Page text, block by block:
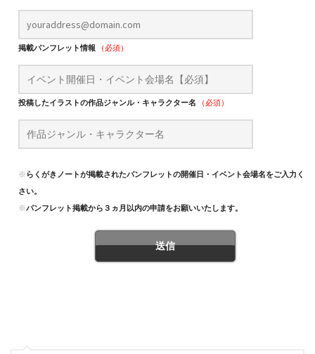
掲載パンフレット情報 （必須）
投稿したイラストの作品ジャンル・キャラクター名 （必須）
※ らくがきノートが掲載されたパンフレットの開催日・イベント会場名をご入力くだ
さい。
※パンフレット掲載から３ヵ月以内の申請をお願いいたします。